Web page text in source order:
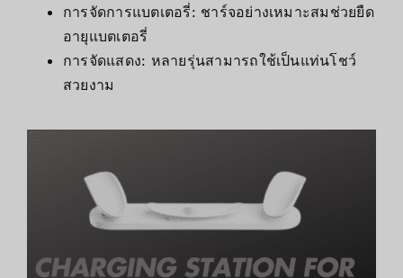
การจัดการแบตเตอรี่: ชาร์จอย่างเหมาะสมช่วยยืด
อายุแบตเตอรี่
การจัดแสดง: หลายรุ่นสามารถใช้เป็นแท่นโชว์
สวยงาม